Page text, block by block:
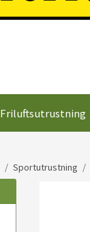
Friluftsutrustning
/ Sportutrustning /